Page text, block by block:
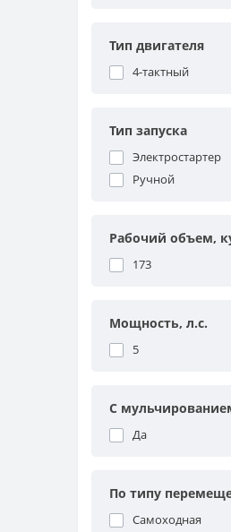
Тип двигателя
4-тактный
Тип запуска
Электростартер
Ручной
Рабочий объем,
173
Мощность, л.с.
5
С
Да
По типу
Самоходная